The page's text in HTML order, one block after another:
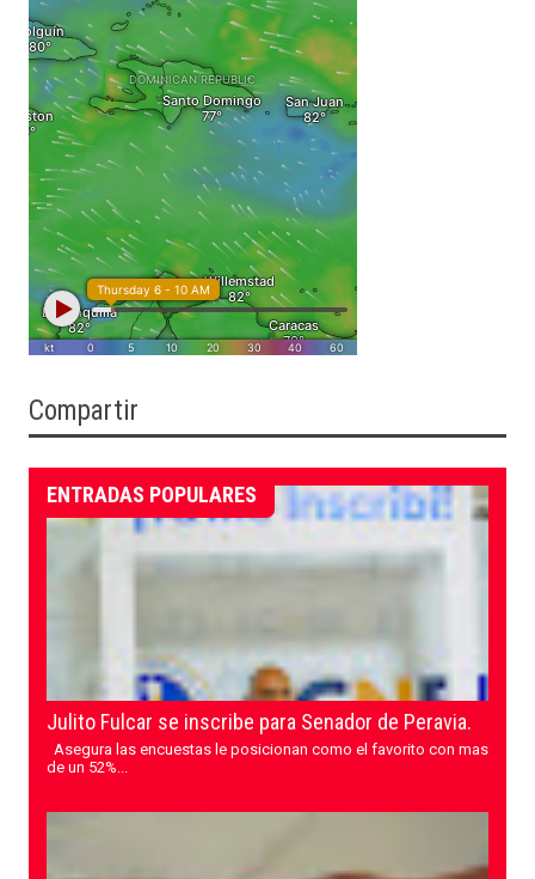
Compartir
ENTRADAS POPULARES
Julito Fulcar se inscribe para Senador de Peravia.
Asegura las encuestas le posicionan como el favorito con mas
de un 52%...